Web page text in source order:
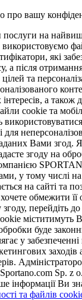
про вашу
послуги на
які
а після
та
а також
cookie та
для
Вами згод.
згоду на
у тому числі
на сайті та
обмежити її
перейдіть
міститимуть
буде
у
заходів
Sp. z
інформації Ви
та файлів